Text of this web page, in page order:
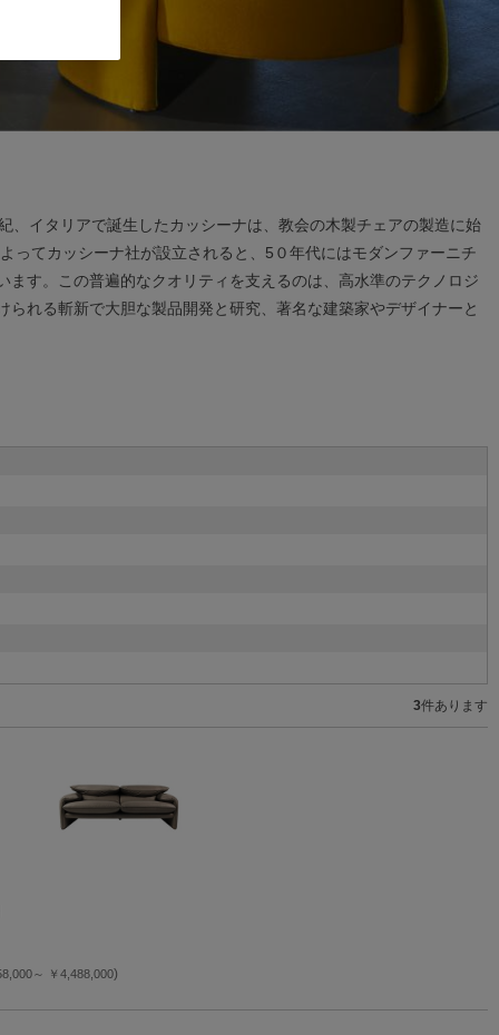
イタリアで誕生したカッシーナは、教会の木製チェアの製造に始
ってカッシーナ社が設立されると、5０年代にはモダンファーニチ
す。この普遍的なクオリティを支えるのは、高水準のテクノロジ
れる斬新で大胆な製品開発と研究、著名な建築家やデザイナーと
3件あります
～ ￥4,488,000)